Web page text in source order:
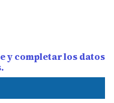
y completar los datos